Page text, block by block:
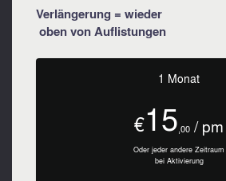
Verlängerung = wieder
oben von Auflistungen
1 Monat
€15 ,00 / pm
Oder jeder andere Zeitraum
bei Aktivierung